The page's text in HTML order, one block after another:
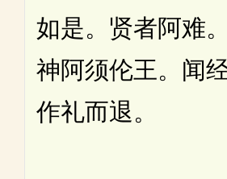
如是。贤者阿难
神阿须伦王。闻经
作礼而退。